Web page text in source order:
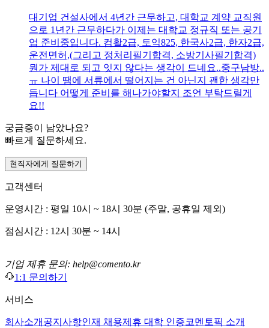
대기업 건설사에서 4년간 근무하고, 대학교 계약 교직원
으로 1년간 근무하다가 이제는 대학교 정규직 또는 공기
업 준비중입니다. 컴활2급, 토익825, 한국사2급, 한자2급,
운전면허,(그리고 정처리필기합격, 소방기사필기합격)
뭔가 제대로 되고 잇지 않다는 생각이 드네요..중구남방..
ㅠ 나이 땜에 서류에서 떨어지는 건 아닌지 괜한 생각만
듭니다 어떻게 준비를 해나가야할지 조언 부탁드릴게
요!!
궁금증이 남았나요?
빠르게 질문하세요.
현직자에게 질문하기
고객센터
운영시간 : 평일 10시 ~ 18시 30분 (주말, 공휴일 제외)
점심시간 : 12시 30분 ~ 14시
기업 제휴 문의: help@comento.kr
1:1 문의하기
서비스
회사소개 공지사항인재 채용제휴 대학 인증코멘토픽 소개